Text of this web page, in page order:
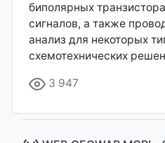
биполярных
сигналов, а также
анализ для некоторых
схемотехнических
3 947